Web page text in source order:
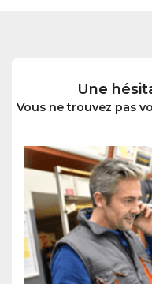
Une
Vous ne trouvez pas